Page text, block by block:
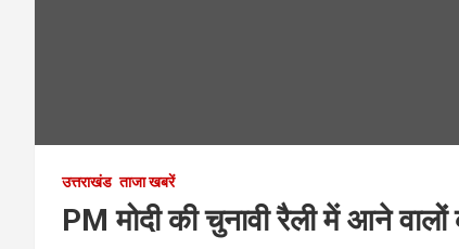
उत्तराखंड ताजा खबरें
PM मोदी की चुनावी रैली में आने